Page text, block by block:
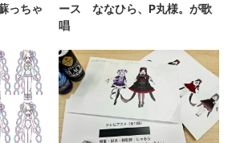
っちゃ
ース ななひら、P丸様。が歌
唱